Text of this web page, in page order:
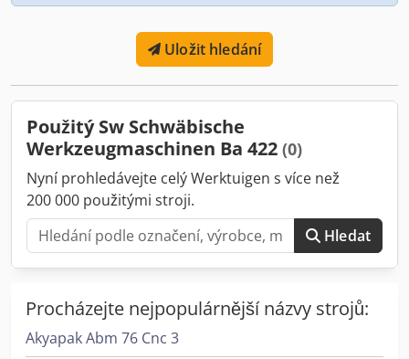
Uložit hledání
Použitý Sw Schwäbische
Werkzeugmaschinen Ba 422 (0)
Nyní prohledávejte celý Werktuigen s více než
200 000 použitými stroji.
Hledat
Procházejte nejpopulárnější názvy strojů:
Akyapak Abm 76 Cnc 3